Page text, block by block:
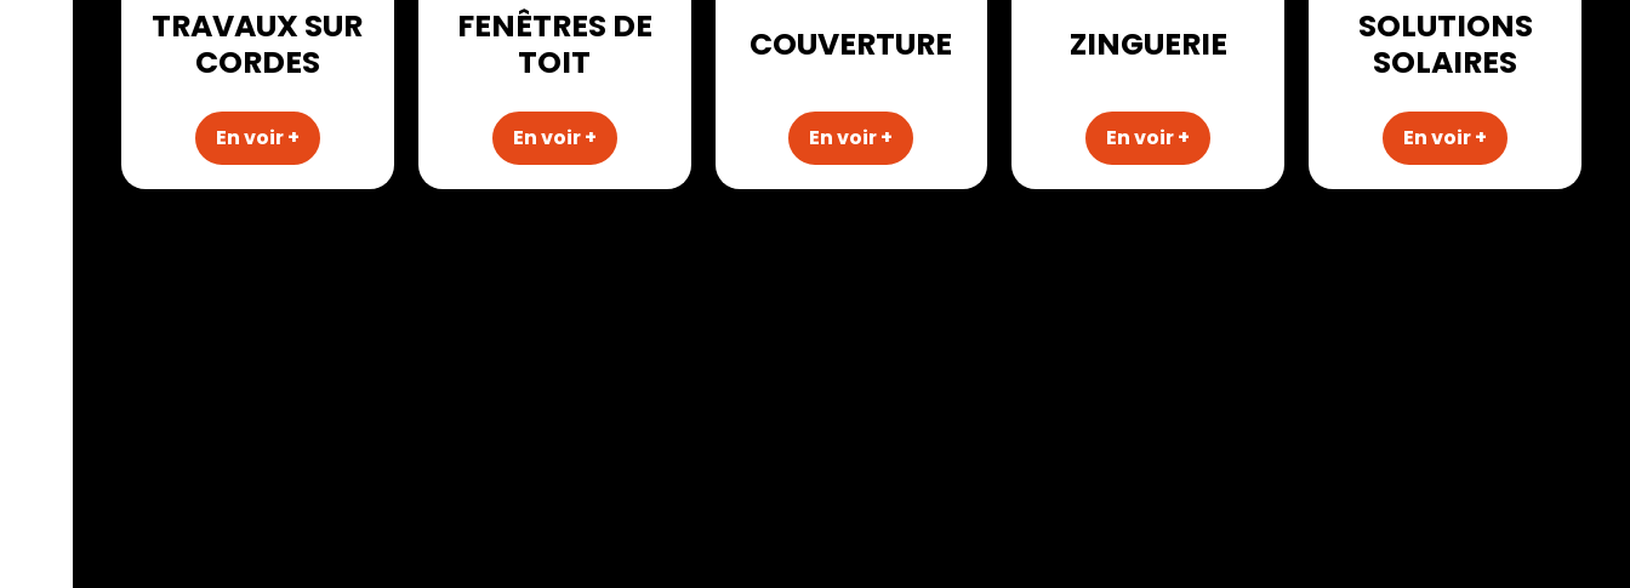
TRAVAUX SUR
CORDES
En voir +
FENÊTRES DE
TOIT
En voir +
COUVERTURE
En voir +
ZINGUERIE
En voir +
SOLUTIONS
SOLAIRES
En voir +